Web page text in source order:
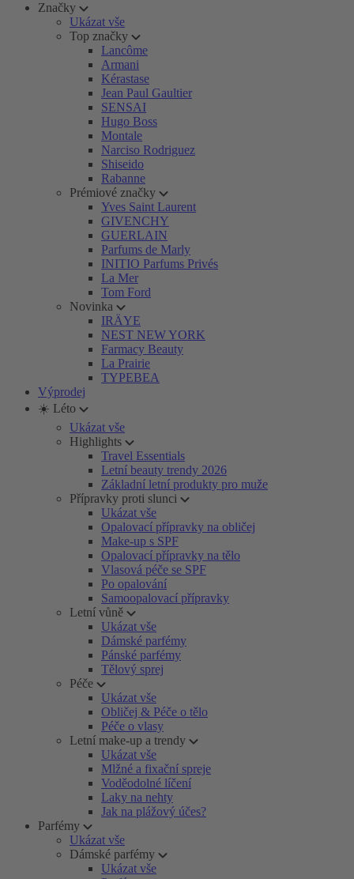
Značky
Ukázat vše
Top značky
Lancôme
Armani
Kérastase
Jean Paul Gaultier
SENSAI
Hugo Boss
Montale
Narciso Rodriguez
Shiseido
Rabanne
Prémiové značky
Yves Saint Laurent
GIVENCHY
GUERLAIN
Parfums de Marly
INITIO Parfums Privés
La Mer
Tom Ford
Novinka
IRÄYE
NEST NEW YORK
Farmacy Beauty
La Prairie
TYPEBEA
Výprodej
☀️ Léto
Ukázat vše
Highlights
Travel Essentials
Letní beauty trendy 2026
Základní letní produkty pro muže
Přípravky proti slunci
Ukázat vše
Opalovací přípravky na obličej
Make-up s SPF
Opalovací přípravky na tělo
Vlasová péče se SPF
Po opalování
Samoopalovací přípravky
Letní vůně
Ukázat vše
Dámské parfémy
Pánské parfémy
Tělový sprej
Péče
Ukázat vše
Obličej & Péče o tělo
Péče o vlasy
Letní make-up a trendy
Ukázat vše
Mlžné a fixační spreje
Voděodolné líčení
Laky na nehty
Jak na plážový účes?
Parfémy
Ukázat vše
Dámské parfémy
Ukázat vše